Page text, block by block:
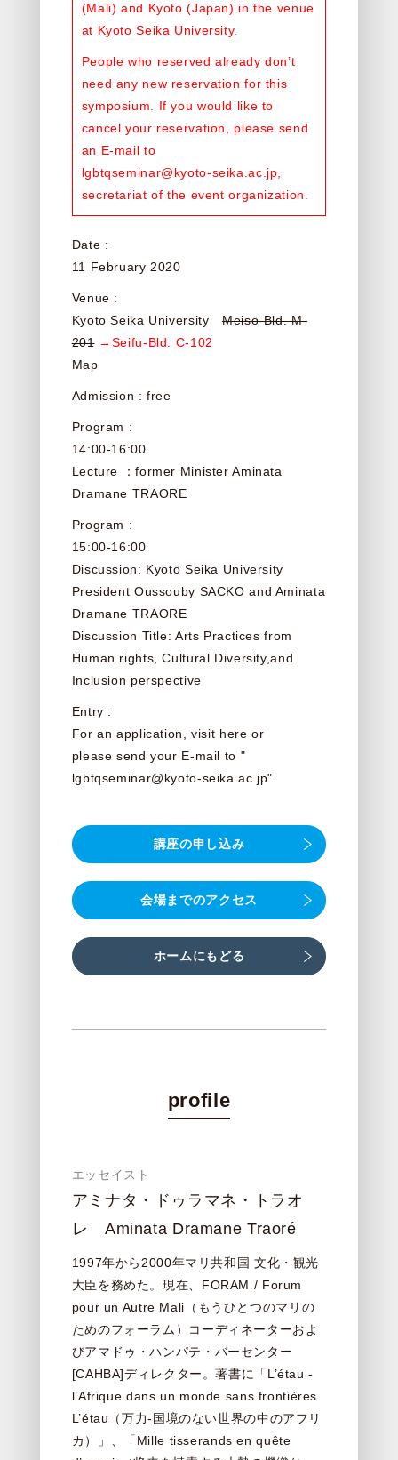
(Mali) and Kyoto (Japan) in the venue
at Kyoto Seika University.
People who reserved already don’t
need any new reservation for this
symposium. If you would like to
cancel your reservation, please send
an E-mail to
lgbtqseminar@kyoto-seika.ac.jp
secretariat of the event organization.
Date :
11 February 2020
Venue :
Kyoto Seika University Meiso-Bld. M-
201 →Seifu-Bld. C-102
Map
Admission : free
Program :
14:00-16:00
Lecture ：former Minister Aminata
Dramane TRAORE
Program :
15:00-16:00
Discussion: Kyoto Seika University
President Oussouby SACKO and Aminata
Dramane TRAORE
Discussion Title: Arts Practices from
Human rights, Cultural Diversity,and
Inclusion perspective
Entry :
For an application, visit here or
please send your E-mail to "
lgbtqseminar@kyoto-seika.ac.jp".
講座の申し込み
会場までのアクセス
ホームにもどる
profile
エッセイスト
アミナタ・ドゥラマネ・トラオ
レ Aminata Dramane Traoré
1997年から2000年マリ共和国 文化・観光
大臣を務めた。現在、FORAM / Forum
pour un Autre Mali（もうひとつのマリの
ためのフォーラム）コーディネーターおよ
びアマドゥ・ハンパテ・バーセンター
[CAHBA]ディレクター。著書に「L’étau -
l’Afrique dans un monde sans frontières
L’étau（万力-国境のない世界の中のアフリ
カ）」、「Mille tisserands en quête